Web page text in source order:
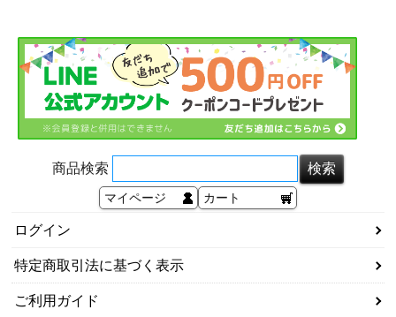
商品検索
マイページ カート
ログイン
特定商取引法に基づく表示
ご利用ガイド